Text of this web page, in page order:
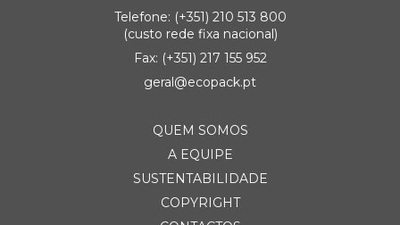
Telefone: (+351) 210 513 800
(custo rede fixa nacional)
Fax: (+351) 217 155 952
geral@ecopack.pt
QUEM SOMOS
A EQUIPE
SUSTENTABILIDADE
COPYRIGHT